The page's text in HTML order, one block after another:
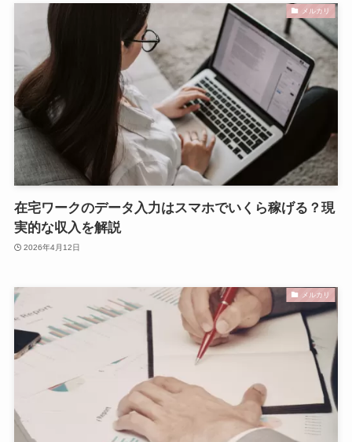
メルカリ
在宅ワークのデータ入力はスマホでいくら稼げる？現
実的な収入を解説
2026年4月12日
メルカリ